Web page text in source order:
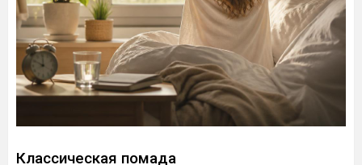
Классическая помада